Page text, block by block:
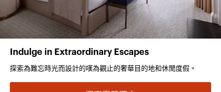
Indulge in Extraordinary Escapes
探索為難忘時光而設計的嘆為觀止的奢華目的地和休閒度假。